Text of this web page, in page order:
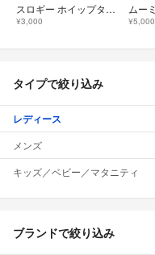
スロギー ホイップタッチ 3分丈ニットパンツ ２点セット
¥3,000 ¥5,000
タイプで絞り込み
レディース
メンズ
キッズ／ベビー／マタニティ
ブランドで絞り込み